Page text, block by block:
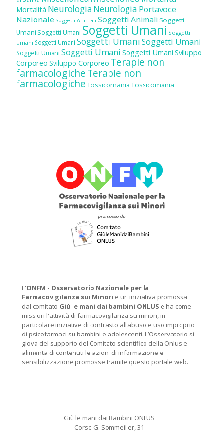
Mortalità Neurologia Neurologia Portavoce
Nazionale Soggetti Animali Soggetti Animali Soggetti
Umani Soggetti Umani Soggetti Umani Soggetti
Umani Soggetti Umani Soggetti UmaniSoggetti Umani
Soggetti Umani Soggetti Umani Soggetti Umani Sviluppo
Corporeo Sviluppo Corporeo Terapie non
farmacologicheTerapie non
farmacologiche Tossicomania Tossicomania
L'ONFM - Osservatorio Nazionale per la
Farmacovigilanza sui Minori è un iniziativa promossa
dal comitato Giù le mani dai bambini ONLUS e ha come
mission l'attività di farmacovigilanza su minori, in
particolare iniziative di contrasto all’abuso e uso improprio
di psicofarmaci su bambini e adolescenti. L’Osservatorio si
giova del supporto del Comitato scientifico della Onlus e
alimenta di contenuti le azioni di informazione e
sensibilizzazione promosse tramite questo portale web.
Giù le mani dai Bambini ONLUS
Corso G. Sommeilier, 31